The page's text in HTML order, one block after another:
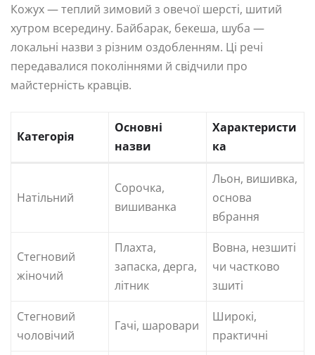
Кожух — теплий зимовий з овечої шерсті, шитий
хутром всередину. Байбарак, бекеша, шуба —
локальні назви з різним оздобленням. Ці речі
передавалися поколіннями й свідчили про
майстерність кравців.
Категорія
Основні
назви
Характеристи
ка
Натільний
Сорочка,
вишиванка
Льон, вишивка,
основа
вбрання
Стегновий
жіночий
Плахта,
запаска, дерга,
літник
Вовна, незшиті
чи частково
зшиті
Стегновий
чоловічий
Гачі, шаровари
Широкі,
практичні